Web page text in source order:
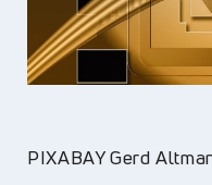
PIXABAY Gerd